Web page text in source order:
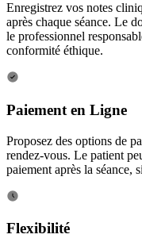
Enregistrez vos notes
après chaque séance. Le
le professionnel
conformité éthique.
Paiement en Ligne
Proposez des options de
rendez-vous. Le patient
paiement après la séance,
Flexibilité